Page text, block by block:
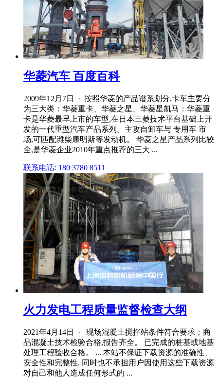
华菱汽车 百度百科
2009年12月7日 · 按照华菱的产品谱系划分,卡车主要分
为三大类：华菱重卡、华菱之星、华菱星凯马：华菱重
卡是华菱最早上市的车型,在日本三菱技术平台基础上开
发的一代重型汽车产品系列。主攻自卸车与 专用车 市
场,可匹配潍柴康明斯等发动机。 华菱之星产品系列比较
全,是华菱企业2010年重点推荐的三大 ...
联系电话: 180 3780 8511
火力发电工程质量监督检查大纲
2021年4月14日 · 现场混凝土搅拌站条件符合要求；商
品混凝土技术检验合格,报告齐全。 已完成的桩基或地基
处理工程验收合格。 ... 本站不保证下载资源的准确性、
安全性和完整性, 同时也不承担用户因使用这些下载资源
对自己和他人造成任何形式的 ...